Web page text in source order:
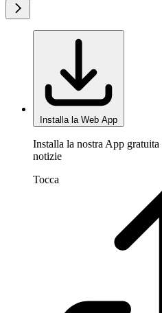
Installa la Web App
Installa la nostra App
notizie
Tocca